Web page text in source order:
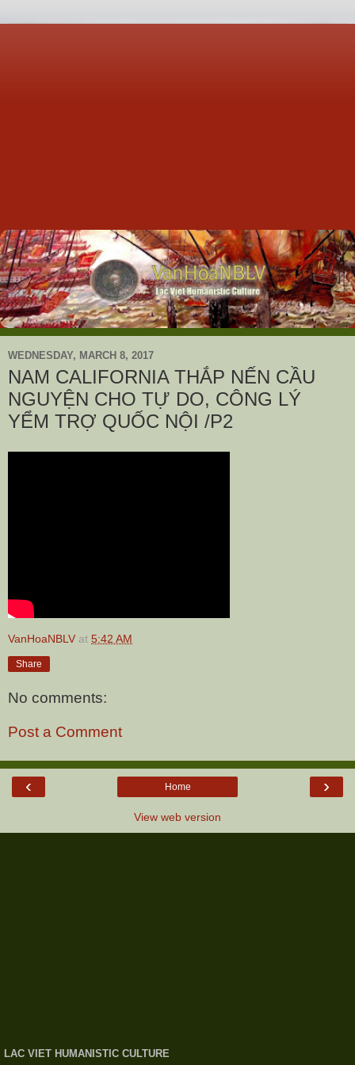
WEDNESDAY, MARCH 8, 2017
NAM CALIFORNIA THẮP NẾN CẦU
NGUYỆN CHO TỰ DO, CÔNG LÝ
YỂM TRỢ QUỐC NỘI /P2
VanHoaNBLV at 5:42 AM
Share
No comments:
Post a Comment
‹ ›
Home
View web version
LAC VIET HUMANISTIC CULTURE